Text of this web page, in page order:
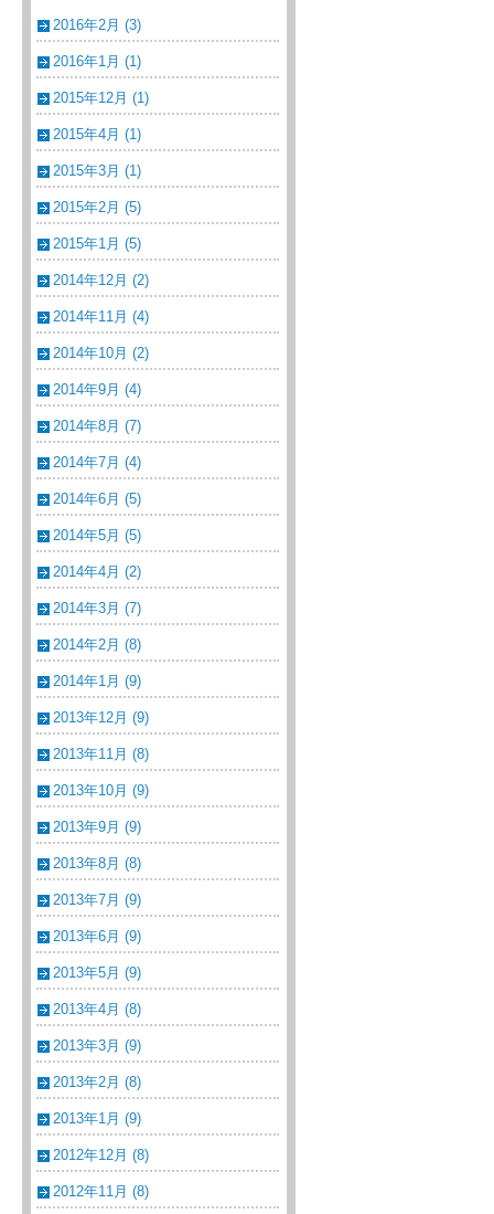
2016年2月 (3)
2016年1月 (1)
2015年12月 (1)
2015年4月 (1)
2015年3月 (1)
2015年2月 (5)
2015年1月 (5)
2014年12月 (2)
2014年11月 (4)
2014年10月 (2)
2014年9月 (4)
2014年8月 (7)
2014年7月 (4)
2014年6月 (5)
2014年5月 (5)
2014年4月 (2)
2014年3月 (7)
2014年2月 (8)
2014年1月 (9)
2013年12月 (9)
2013年11月 (8)
2013年10月 (9)
2013年9月 (9)
2013年8月 (8)
2013年7月 (9)
2013年6月 (9)
2013年5月 (9)
2013年4月 (8)
2013年3月 (9)
2013年2月 (8)
2013年1月 (9)
2012年12月 (8)
2012年11月 (8)